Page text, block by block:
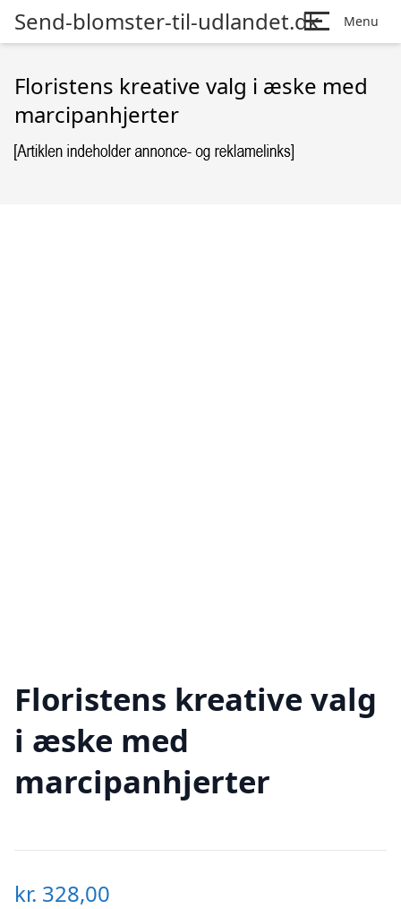
Send-blomster-til-udlandet.dk Menu
Floristens kreative valg i æske med
marcipanhjerter
Floristens kreative valg
i æske med
marcipanhjerter
kr. 328,00